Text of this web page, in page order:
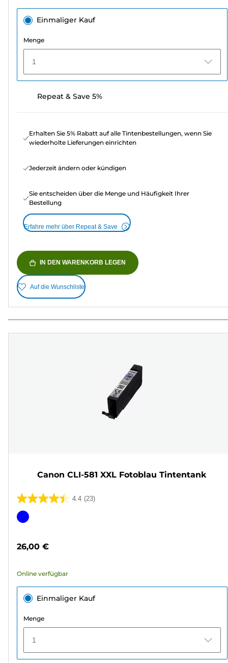
Einmaliger Kauf
Menge
1
Repeat & Save 5%
Erhalten Sie 5% Rabatt auf alle Tintenbestellungen, wenn Sie
wiederholte Lieferungen einrichten
Jederzeit ändern oder kündigen
Sie entscheiden über die Menge und Häufigkeit Ihrer
Bestellung
Erfahre mehr über Repeat & Save
IN DEN WARENKORB LEGEN
Auf die Wunschliste
Canon CLI-581 XXL Fotoblau Tintentank
4.4 (23)
4.4
von
23
Farbpatrone
26,00 €
Online verfügbar
Einmaliger Kauf
Menge
1